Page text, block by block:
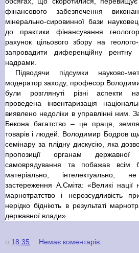
фінансового забезпечення
мінерально-сировинної бази
до практики фінансування
рахунок цільового збору на геолого-
запровадити диференційну рентну
надрами.
Підводячи підсумки науково-
модератор заходу, професор
були розглянуті різні аспекти
проведена інвентаризація
виявлено недоліки в управлінні ним.
Бекона багатство – це праця, земля
товарів і людей. Володимир Бодров
семінару за плідну дискусію, яка
пропозиції органам
самоврядування та побажав всім
матеріально, інтелектуально,
застереження А.Сміта: «Великі нації
марнотратство і нерозсудливість
нерідко бідніють в результаті
державної влади».
о 18:35 Немає коментарів: